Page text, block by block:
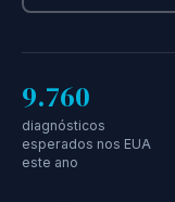
9.760
diagnósticos
esperados nos EUA
este ano